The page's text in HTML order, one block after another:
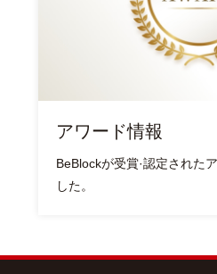
アワード情報
BeBlockが受賞·認定された
した。